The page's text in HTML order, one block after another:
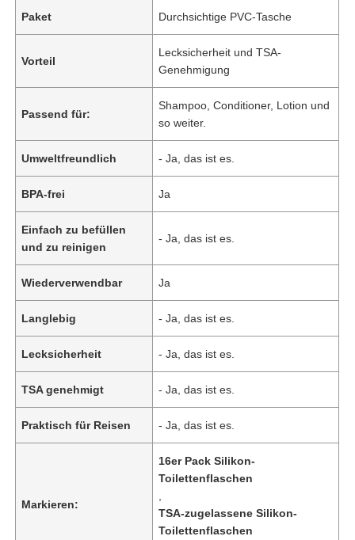
Paket Durchsichtige PVC-Tasche
Vorteil
Lecksicherheit und TSA-
Genehmigung
Passend für:
Shampoo, Conditioner, Lotion und
so weiter.
Umweltfreundlich - Ja, das ist es.
BPA-frei Ja
Einfach zu befüllen
und zu reinigen
- Ja, das ist es.
Wiederverwendbar Ja
Langlebig - Ja, das ist es.
Lecksicherheit - Ja, das ist es.
TSA genehmigt - Ja, das ist es.
Praktisch für Reisen - Ja, das ist es.
Markieren:
16er Pack Silikon-
Toilettenflaschen
TSA-zugelassene Silikon-
Toilettenflaschen